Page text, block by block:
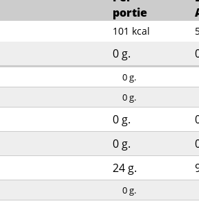
portie
101 kcal
0 g.
0g.
0g.
0 g.
0 g.
24 g.
0g.